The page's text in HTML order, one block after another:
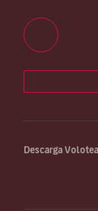
Descarga